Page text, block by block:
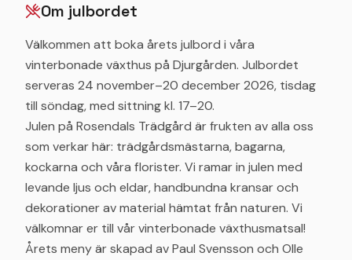
Om julbordet
Välkommen att boka årets julbord i våra
vinterbonade växthus på Djurgården. Julbordet
serveras 24 november–20 december 2026, tisdag
till söndag, med sittning kl. 17–20.
Julen på Rosendals Trädgård är frukten av alla oss
som verkar här: trädgårdsmästarna, bagarna,
kockarna och våra florister. Vi ramar in julen med
levande ljus och eldar, handbundna kransar och
dekorationer av material hämtat från naturen. Vi
välkomnar er till vår vinterbonade växthusmatsal!
Årets meny är skapad av Paul Svensson och Olle